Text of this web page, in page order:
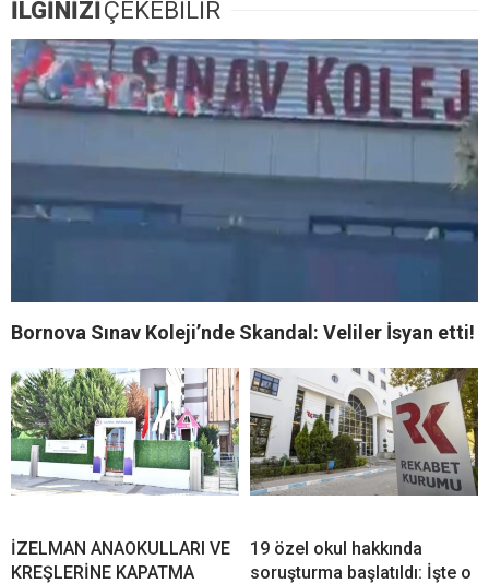
İLGİNİZİÇEKEBİLİR
Bornova Sınav Koleji’nde Skandal: Veliler İsyan etti!
İZELMAN ANAOKULLARI VE
KREŞLERİNE KAPATMA
19 özel okul hakkında
soruşturma başlatıldı: İşte o